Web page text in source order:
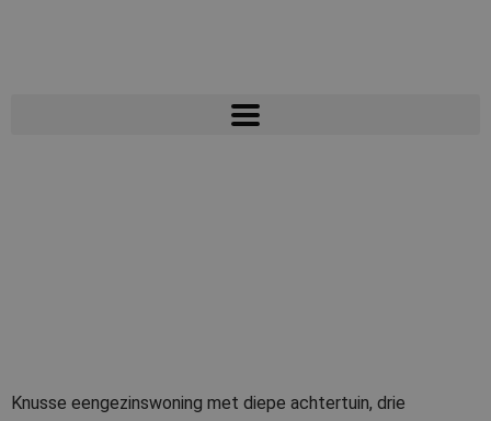
Knusse eengezinswoning met diepe achtertuin, drie